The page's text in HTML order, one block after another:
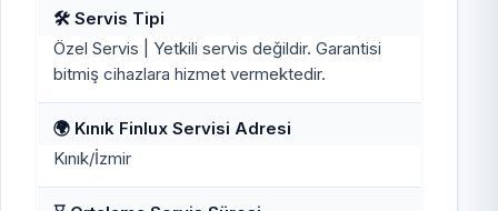
🛠️ Servis Tipi
Özel Servis | Yetkili servis değildir. Garantisi
bitmiş cihazlara hizmet vermektedir.
🌍 Kınık Finlux Servisi Adresi
Kınık/İzmir